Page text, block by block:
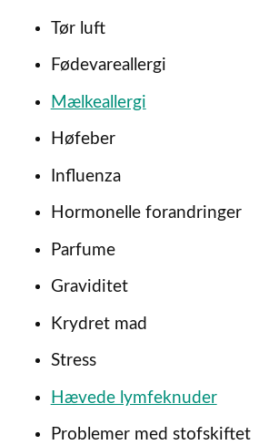
Tør luft
Fødevareallergi
Mælkeallergi
Høfeber
Influenza
Hormonelle forandringer
Parfume
Graviditet
Krydret mad
Stress
Hævede lymfeknuder
Problemer med stofskiftet